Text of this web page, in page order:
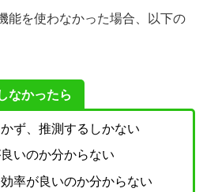
能を使わなかった場合、以下の
なかったら
ず、推測するしかない
いのか分からない
率が良いのか分からない